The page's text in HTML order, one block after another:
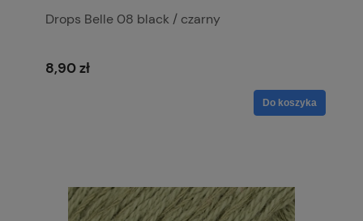
Drops Belle 08 black / czarny
8,90 zł
Do koszyka